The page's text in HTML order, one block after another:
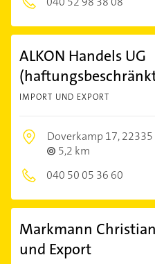
ALKON Handels UG
IMPORT UND EXPORT
Doverkamp 17,
5,2 km
040 50 05 36 60
Markmann
und Export